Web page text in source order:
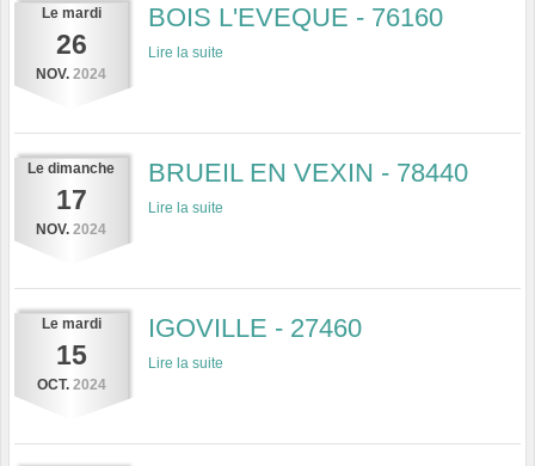
Le mardi
26
NOV. 2024
BOIS L'EVEQUE - 76160
Lire la suite
Le dimanche
17
NOV. 2024
BRUEIL EN VEXIN - 78440
Lire la suite
Le mardi
15
OCT. 2024
IGOVILLE - 27460
Lire la suite